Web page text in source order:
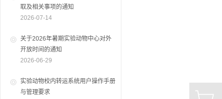
取及相关事项的通知
2026-07-14
关于2026年暑期实验动物中心对外
开放时间的通知
2026-06-29
实验动物校内转运系统用户操作手册
与管理要求